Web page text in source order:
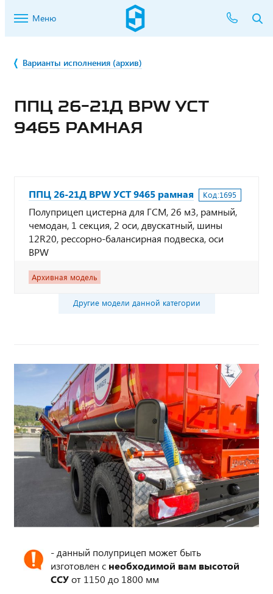
Меню
Варианты исполнения (архив)
ППЦ 26-21Д BPW УСТ
9465 РАМНАЯ
ППЦ 26-21Д BPW УСТ 9465 рамная Код:1695
Полуприцеп цистерна для ГСМ, 26 м3, рамный,
чемодан, 1 секция, 2 оси, двускатный, шины
12R20, рессорно-балансирная подвеска, оси
BPW
Архивная модель
Другие модели данной категории
- данный полуприцеп может быть
изготовлен с необходимой вам высотой
ССУот 1150 до 1800 мм